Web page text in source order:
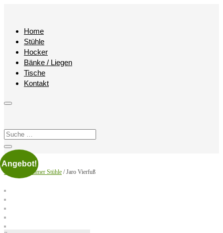
Home
Stühle
Hocker
Bänke / Liegen
Tische
Kontakt
Start Esszimmer Stühle / Jaro Vierfuß
Angebot!